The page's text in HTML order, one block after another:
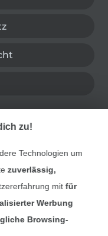
zu!
Technologien um
zuverlässig,
mitfür
Werbung
Browsing-